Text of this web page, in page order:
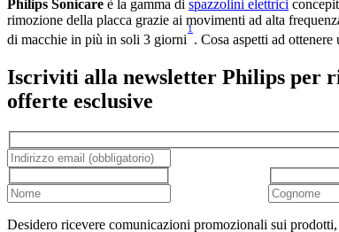
Philips Sonicare è la gamma di spazzolini elettrici
rimozione della placca grazie ai movimenti ad alta
di macchie in più in soli 3 giorni
1
. Cosa aspetti ad
Iscriviti alla newsletter Philips per
offerte esclusive
Desidero ricevere comunicazioni promozionali sui